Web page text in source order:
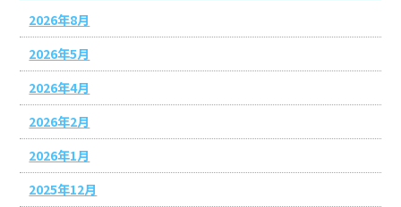
2026年8月
2026年5月
2026年4月
2026年2月
2026年1月
2025年12月